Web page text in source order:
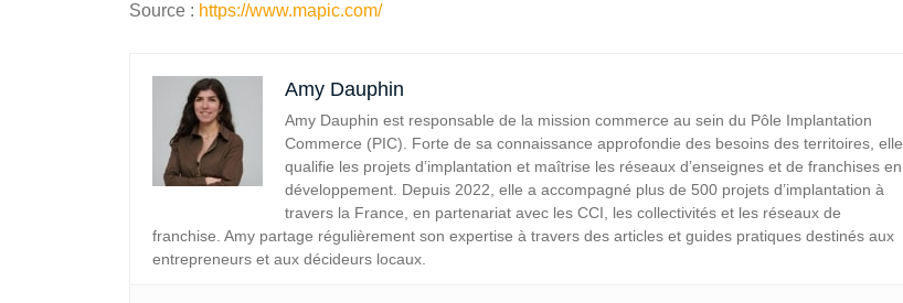
Source : https://www.mapic.com/
Amy Dauphin
Amy Dauphin est responsable de la mission commerce au sein du Pôle Implantation
Commerce (PIC). Forte de sa connaissance approfondie des besoins des territoires, elle
qualifie les projets d’implantation et maîtrise les réseaux d’enseignes et de franchises en
développement. Depuis 2022, elle a accompagné plus de 500 projets d’implantation à
travers la France, en partenariat avec les CCI, les collectivités et les réseaux de
franchise. Amy partage régulièrement son expertise à travers des articles et guides pratiques destinés aux
entrepreneurs et aux décideurs locaux.